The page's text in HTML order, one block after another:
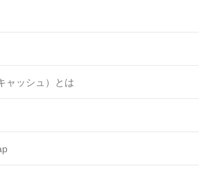
ャッシュ）とは